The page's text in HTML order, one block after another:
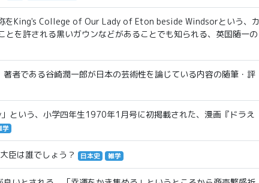
をKing's College of Our Lady of Eton beside Windsorという、カ
を許される黒いガウンなどがあることでも知られる、英国随一の
者である谷崎潤一郎が日本の芸術性を論じている内容の随筆・評
いう、小学四年生1970年1月号に初掲載された、漫画『ドラえ
学
臣は誰でしょう？ 日本史 雑学